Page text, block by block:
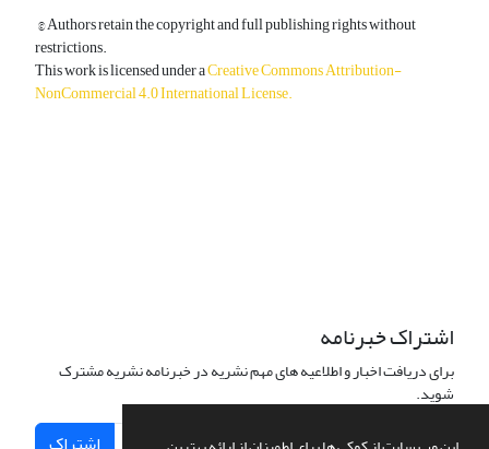
© Authors retain the copyright and full publishing rights without
restrictions.
This work is licensed under aCreative Commons Attribution-
NonCommercial 4.0 International License.
اشتراک خبرنامه
برای دریافت اخبار و اطلاعیه های مهم نشریه در خبرنامه نشریه مشترک
شوید.